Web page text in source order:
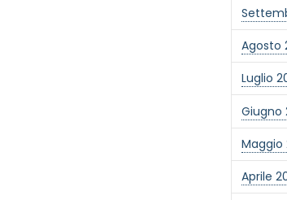
Agosto
Luglio
Giugno
Maggio
Aprile
tramite l'iscrizione alla